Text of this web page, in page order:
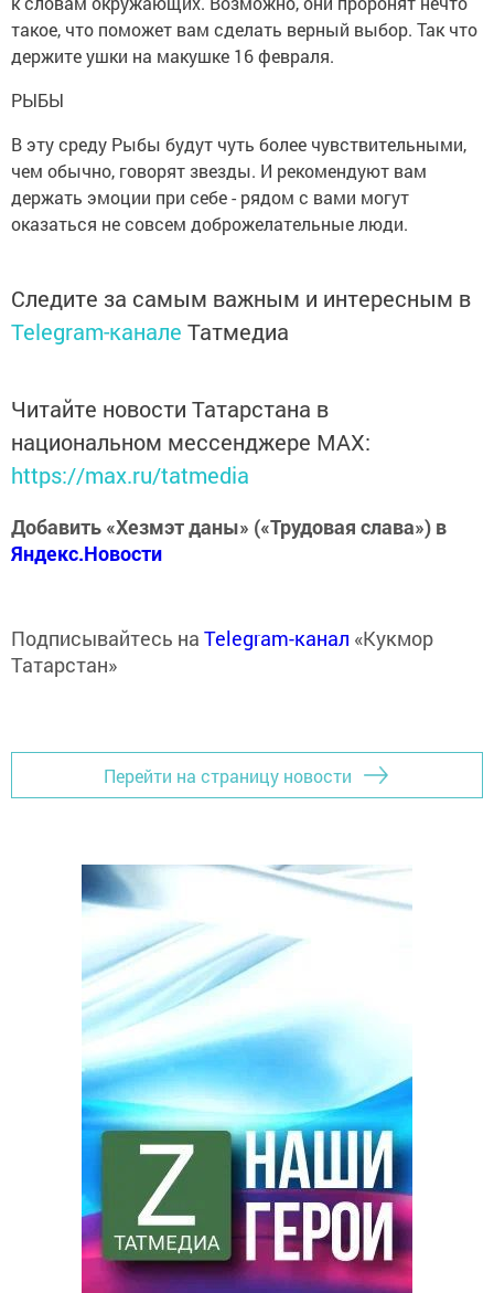
такое, что поможет вам сделать верный выбор. Так что
держите ушки на макушке 16 февраля.
РЫБЫ
В эту среду Рыбы будут чуть более чувствительными,
чем обычно, говорят звезды. И рекомендуют вам
держать эмоции при себе - рядом с вами могут
оказаться не совсем доброжелательные люди.
Следите за самым важным и интересным в
Telegram-канале Татмедиа
Читайте новости Татарстана в
национальном мессенджере MАХ:
https://max.ru/tatmedia
Добавить «Хезмэт даны» («Трудовая слава») в
Яндекс.Новости
Подписывайтесь на Telegram-канал «Кукмор
Татарстан»
Перейти на страницу новости